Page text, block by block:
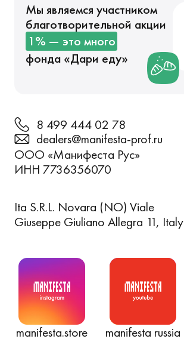
Мы являемся участником
благотворительной акции
1% — это много
фонда «Дари еду»
manifesta.store manifesta russia
Ita S.R.L. Novara (NO) Viale
Giuseppe Giuliano Allegra 11, Italy
8 499 444 02 78
dealers@manifesta-prof.ru
ООО «Манифеста Рус»
ИНН 7736356070